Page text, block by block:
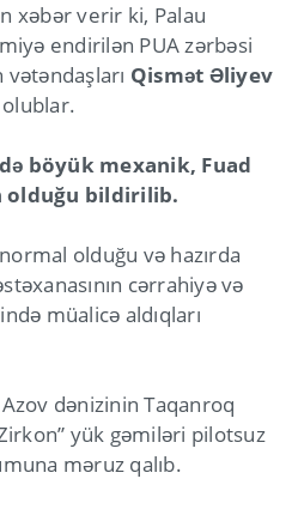
xəbər verir ki, Palau
endirilən PUA zərbəsi
Qismət Əliyev
böyük mexanik, Fuad
olduğu bildirilib.
olduğu və hazırda
cərrahiyə və
müalicə aldıqları
dənizinin Taqanroq
yük gəmiləri pilotsuz
məruz qalıb.